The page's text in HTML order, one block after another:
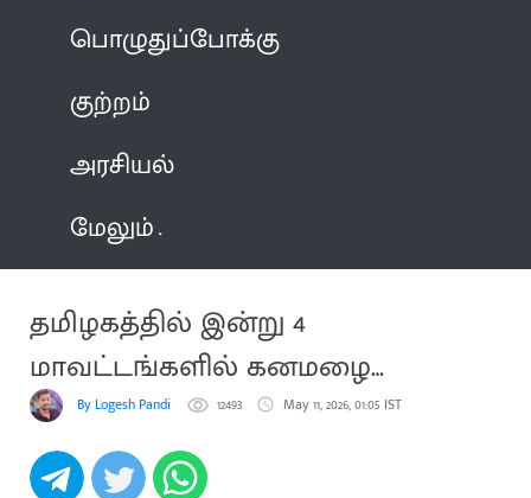
பொழுதுப்போக்கு
குற்றம்
அரசியல்
மேலும்
தமிழகத்தில் இன்று 4
மாவட்டங்களில் கனமழை
கொட்டும்
By Logesh Pandi 12493 May 11, 2026, 01:05 IST